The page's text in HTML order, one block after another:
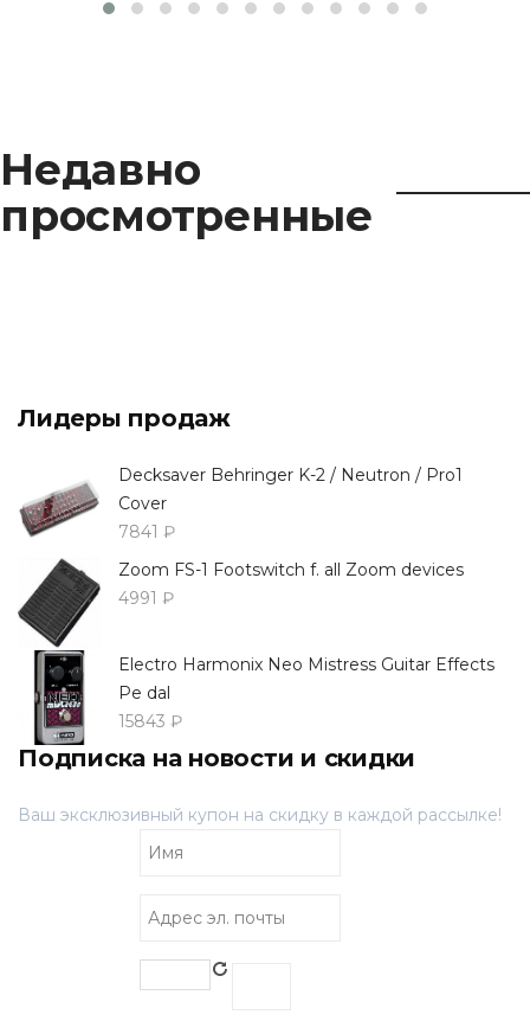
Недавно
просмотренные
Лидеры продаж
Decksaver Behringer K-2 / Neutron / Pro1
Cover
7841 ₽
Zoom FS-1 Footswitch f. all Zoom devices
4991 ₽
Electro Harmonix Neo Mistress Guitar Effects
Pe dal
15843 ₽
Подписка на новости и скидки
Ваш эксклюзивный купон на скидку в каждой рассылке!